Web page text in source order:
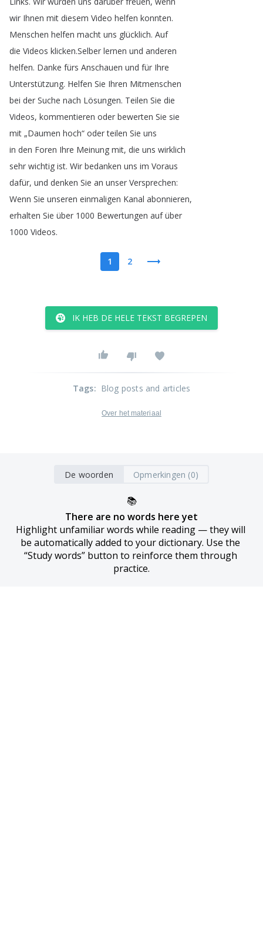
wir Ihnen mit diesem Video helfen konnten.
Menschen helfen macht uns glücklich. Auf
die Videos klicken.Selber lernen und anderen
helfen. Danke fürs Anschauen und für Ihre
Unterstützung. Helfen Sie Ihren Mitmenschen
bei der Suche nach Lösungen. Teilen Sie die
Videos, kommentieren oder bewerten Sie sie
mit „Daumen hoch“ oder teilen Sie uns
in den Foren Ihre Meinung mit, die uns wirklich
sehr wichtig ist. Wir bedanken uns im Voraus
dafür, und denken Sie an unser Versprechen:
Wenn Sie unseren einmaligen Kanal abonnieren,
erhalten Sie über 1000 Bewertungen auf über
1000 Videos.
1 2
IK HEB DE HELE TEKST BEGREPEN
Tags: Blog posts and articles
Over het materiaal
De woorden Opmerkingen (0)
📚
There are no words here yet
Highlight unfamiliar words while reading — they will
be automatically added to your dictionary. Use the
“Study words” button to reinforce them through
practice.